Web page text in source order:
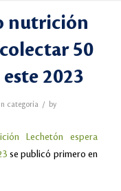
nutrición
50
2023
categoría / by
Lechetón espera
se publicó primero en